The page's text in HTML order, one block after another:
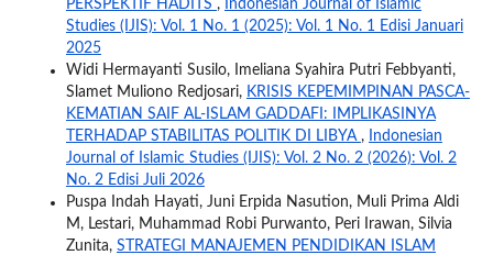
PERSPEKTIF HADITS ,
Indonesian Journal of Islamic
Studies (IJIS): Vol. 1 No. 1 (2025): Vol. 1 No. 1 Edisi Januari
2025
Widi Hermayanti Susilo, Imeliana Syahira Putri Febbyanti,
Slamet Muliono Redjosari, KRISIS KEPEMIMPINAN PASCA-
KEMATIAN SAIF AL-ISLAM GADDAFI: IMPLIKASINYA
TERHADAP STABILITAS POLITIK DI LIBYA ,
Indonesian
Journal of Islamic Studies (IJIS): Vol. 2 No. 2 (2026): Vol. 2
No. 2 Edisi Juli 2026
Puspa Indah Hayati, Juni Erpida Nasution, Muli Prima Aldi
M, Lestari, Muhammad Robi Purwanto, Peri Irawan, Silvia
Zunita, STRATEGI MANAJEMEN PENDIDIKAN ISLAM